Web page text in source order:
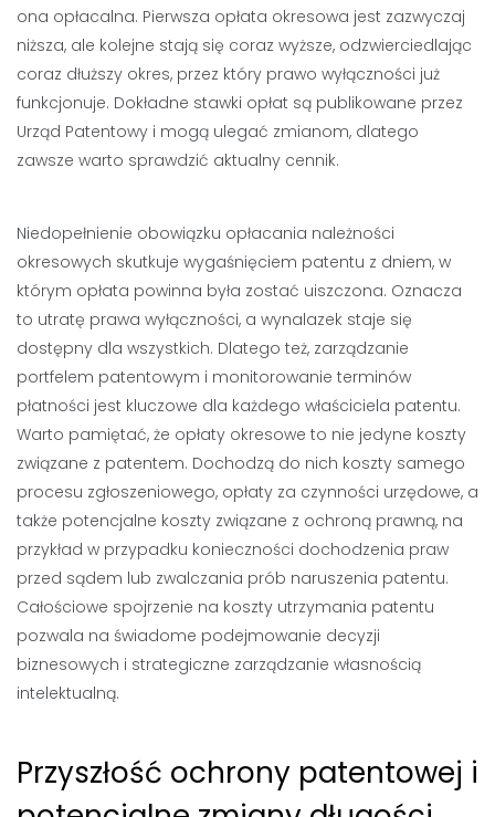
ona opłacalna. Pierwsza opłata okresowa jest zazwyczaj
niższa, ale kolejne stają się coraz wyższe, odzwierciedlając
coraz dłuższy okres, przez który prawo wyłączności już
funkcjonuje. Dokładne stawki opłat są publikowane przez
Urząd Patentowy i mogą ulegać zmianom, dlatego
zawsze warto sprawdzić aktualny cennik.
Niedopełnienie obowiązku opłacania należności
okresowych skutkuje wygaśnięciem patentu z dniem, w
którym opłata powinna była zostać uiszczona. Oznacza
to utratę prawa wyłączności, a wynalazek staje się
dostępny dla wszystkich. Dlatego też, zarządzanie
portfelem patentowym i monitorowanie terminów
płatności jest kluczowe dla każdego właściciela patentu.
Warto pamiętać, że opłaty okresowe to nie jedyne koszty
związane z patentem. Dochodzą do nich koszty samego
procesu zgłoszeniowego, opłaty za czynności urzędowe, a
także potencjalne koszty związane z ochroną prawną, na
przykład w przypadku konieczności dochodzenia praw
przed sądem lub zwalczania prób naruszenia patentu.
Całościowe spojrzenie na koszty utrzymania patentu
pozwala na świadome podejmowanie decyzji
biznesowych i strategiczne zarządzanie własnością
intelektualną.
Przyszłość ochrony patentowej i